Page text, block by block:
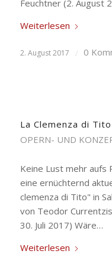
Feuchtner (2. August
Weiterlesen
2. August 2017 / 0
La Clemenza di
OPERN- UND
Keine Lust mehr aufs
eine ernüchternd
clemenza di Tito" in
von Teodor
30. Juli 2017) Wäre…
Weiterlesen